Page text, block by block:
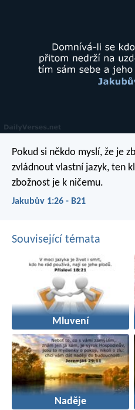
Pokud si někdo myslí, že je
zvládnout vlastní jazyk, ten
zbožnost je k ničemu.
Jakubův 1:26 - B21
Související témata
Mluvení
Naděje